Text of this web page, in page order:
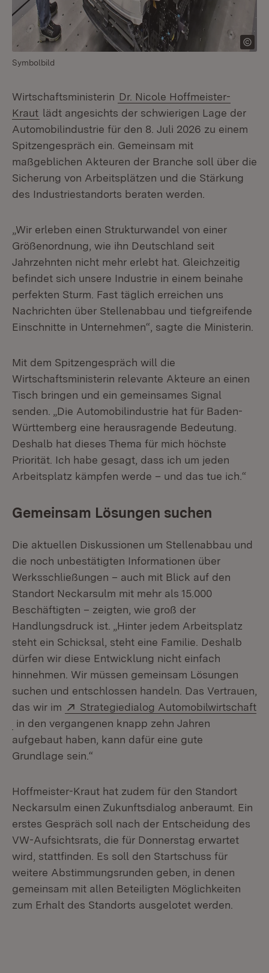
Symbolbild
Wirtschaftsministerin Dr. Nicole Hoffmeister-
Kraut lädt angesichts der schwierigen Lage der
Automobilindustrie für den 8. Juli 2026 zu einem
Spitzengespräch ein. Gemeinsam mit
maßgeblichen Akteuren der Branche soll über die
Sicherung von Arbeitsplätzen und die Stärkung
des Industriestandorts beraten werden.
„Wir erleben einen Strukturwandel von einer
Größenordnung, wie ihn Deutschland seit
Jahrzehnten nicht mehr erlebt hat. Gleichzeitig
befindet sich unsere Industrie in einem beinahe
perfekten Sturm. Fast täglich erreichen uns
Nachrichten über Stellenabbau und tiefgreifende
Einschnitte in Unternehmen“, sagte die Ministerin.
Mit dem Spitzengespräch will die
Wirtschaftsministerin relevante Akteure an einen
Tisch bringen und ein gemeinsames Signal
senden. „Die Automobilindustrie hat für Baden-
Württemberg eine herausragende Bedeutung.
Deshalb hat dieses Thema für mich höchste
Priorität. Ich habe gesagt, dass ich um jeden
Arbeitsplatz kämpfen werde – und das tue ich.“
Gemeinsam Lösungen suchen
Die aktuellen Diskussionen um Stellenabbau und
die noch unbestätigten Informationen über
Werksschließungen – auch mit Blick auf den
Standort Neckarsulm mit mehr als 15.000
Beschäftigten – zeigten, wie groß der
Handlungsdruck ist. „Hinter jedem Arbeitsplatz
steht ein Schicksal, steht eine Familie. Deshalb
dürfen wir diese Entwicklung nicht einfach
hinnehmen. Wir müssen gemeinsam Lösungen
suchen und entschlossen handeln. Das Vertrauen,
das wir im
Extern:
Strategiedialog Automobilwirtschaft
(Öffnet in neuem Fenster)
in den vergangenen knapp zehn Jahren
aufgebaut haben, kann dafür eine gute
Grundlage sein.“
Hoffmeister-Kraut hat zudem für den Standort
Neckarsulm einen Zukunftsdialog anberaumt. Ein
erstes Gespräch soll nach der Entscheidung des
VW-Aufsichtsrats, die für Donnerstag erwartet
wird, stattfinden. Es soll den Startschuss für
weitere Abstimmungsrunden geben, in denen
gemeinsam mit allen Beteiligten Möglichkeiten
zum Erhalt des Standorts ausgelotet werden.